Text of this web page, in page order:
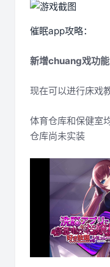
催眠app攻略：
新增chuang戏功能
现在可以进行床戏
体育仓库和保健室
仓库尚未实装